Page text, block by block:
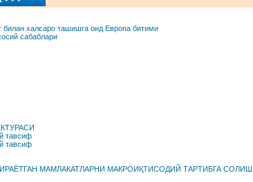
халєаро ташишга оид Европа битими
сабаблари
тавсиф
тавсиф
МАМЛАКАТЛАРНИ МАКРОИҚТИСОДИЙ ТАРТИБГА СОЛИШ